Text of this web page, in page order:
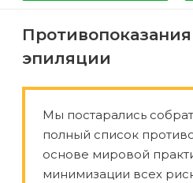
и
цены
Эпиляция
компании
ИНФОРМАЦИЯ
эпиляции
Мы постарались
полный список
основе мировой
минимизации всех